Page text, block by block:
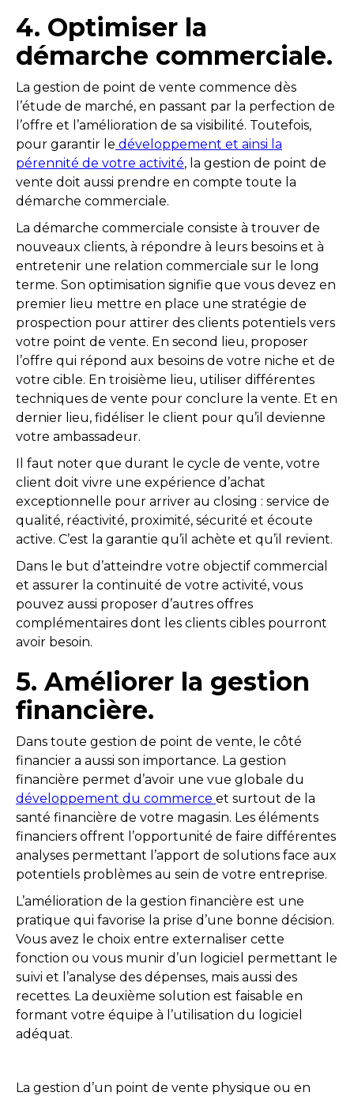
4. Optimiser la
démarche commerciale.
La gestion de point de vente commence dès
l’étude de marché, en passant par la perfection de
l’offre et l’amélioration de sa visibilité. Toutefois,
pour garantir le développement et ainsi la
pérennité de votre activité, la gestion de point de
vente doit aussi prendre en compte toute la
démarche commerciale.
La démarche commerciale consiste à trouver de
nouveaux clients, à répondre à leurs besoins et à
entretenir une relation commerciale sur le long
terme. Son optimisation signifie que vous devez en
premier lieu mettre en place une stratégie de
prospection pour attirer des clients potentiels vers
votre point de vente. En second lieu, proposer
l’offre qui répond aux besoins de votre niche et de
votre cible. En troisième lieu, utiliser différentes
techniques de vente pour conclure la vente. Et en
dernier lieu, fidéliser le client pour qu’il devienne
votre ambassadeur.
Il faut noter que durant le cycle de vente, votre
client doit vivre une expérience d’achat
exceptionnelle pour arriver au closing : service de
qualité, réactivité, proximité, sécurité et écoute
active. C’est la garantie qu’il achète et qu’il revient.
Dans le but d’atteindre votre objectif commercial
et assurer la continuité de votre activité, vous
pouvez aussi proposer d’autres offres
complémentaires dont les clients cibles pourront
avoir besoin.
5. Améliorer la gestion
financière.
Dans toute gestion de point de vente, le côté
financier a aussi son importance. La gestion
financière permet d’avoir une vue globale du
développement du commerce et surtout de la
santé financière de votre magasin. Les éléments
financiers offrent l’opportunité de faire différentes
analyses permettant l’apport de solutions face aux
potentiels problèmes au sein de votre entreprise.
L’amélioration de la gestion financière est une
pratique qui favorise la prise d’une bonne décision.
Vous avez le choix entre externaliser cette
fonction ou vous munir d’un logiciel permettant le
suivi et l’analyse des dépenses, mais aussi des
recettes. La deuxième solution est faisable en
formant votre équipe à l’utilisation du logiciel
adéquat.
La gestion d’un point de vente physique ou en